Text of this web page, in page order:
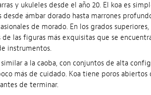
y ukuleles desde el año 20. El koa es
desde ámbar dorado hasta marrones
de morado. En los grados superiores,
de las figuras más exquisitas que se
instrumentos.
a la caoba, con conjuntos de alta
más de cuidado. Koa tiene poros abiertos
de terminar.